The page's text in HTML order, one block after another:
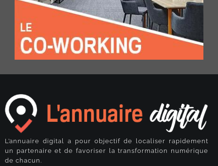
L’annuaire digital a pour objectif de localiser rapidement
un partenaire et de favoriser la transformation numérique
de chacun.